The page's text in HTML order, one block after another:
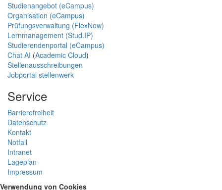
Studienangebot (eCampus)
Organisation (eCampus)
Prüfungsverwaltung (FlexNow)
Lernmanagement (Stud.IP)
Studierendenportal (eCampus)
Chat AI (Academic Cloud)
Stellenausschreibungen
Jobportal stellenwerk
Service
Barrierefreiheit
Datenschutz
Kontakt
Notfall
Intranet
Lageplan
Impressum
Verwendung von Cookies